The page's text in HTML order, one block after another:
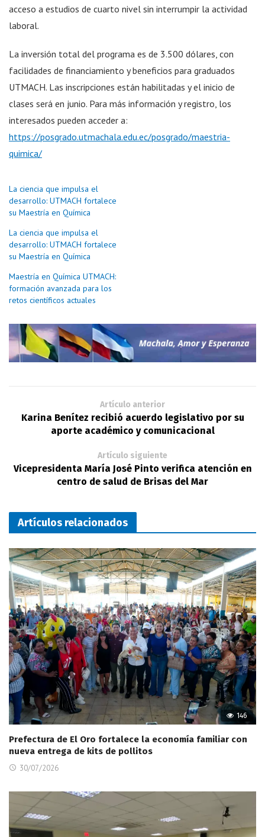
acceso a estudios de cuarto nivel sin interrumpir la actividad
laboral.
La inversión total del programa es de 3.500 dólares, con
facilidades de financiamiento y beneficios para graduados
UTMACH. Las inscripciones están habilitadas y el inicio de
clases será en junio. Para más información y registro, los
interesados pueden acceder a:
https://posgrado.utmachala.edu.ec/posgrado/maestria-
quimica/
La ciencia que impulsa el
desarrollo: UTMACH fortalece
su Maestría en Química
La ciencia que impulsa el
desarrollo: UTMACH fortalece
su Maestría en Química
Maestría en Química UTMACH:
formación avanzada para los
retos científicos actuales
Artículo anterior
Karina Benítez recibió acuerdo legislativo por su
aporte académico y comunicacional
Artículo siguiente
Vicepresidenta María José Pinto verifica atención en
centro de salud de Brisas del Mar
Artículos relacionados
146
Prefectura de El Oro fortalece la economía familiar con
nueva entrega de kits de pollitos
30/07/2026